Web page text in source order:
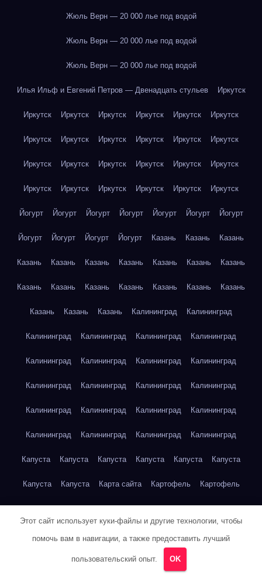
Жюль Верн — 20 000 лье под водой
Жюль Верн — 20 000 лье под водой
Жюль Верн — 20 000 лье под водой
Илья Ильф и Евгений Петров — Двенадцать стульев Иркутск
Иркутск Иркутск Иркутск Иркутск Иркутск Иркутск
Иркутск Иркутск Иркутск Иркутск Иркутск Иркутск
Иркутск Иркутск Иркутск Иркутск Иркутск Иркутск
Иркутск Иркутск Иркутск Иркутск Иркутск Иркутск
Йогурт Йогурт Йогурт Йогурт Йогурт Йогурт Йогурт
Йогурт Йогурт Йогурт Йогурт Казань Казань Казань
Казань Казань Казань Казань Казань Казань Казань
Казань Казань Казань Казань Казань Казань Казань
Казань Казань Казань Калининград Калининград
Калининград Калининград Калининград Калининград
Калининград Калининград Калининград Калининград
Калининград Калининград Калининград Калининград
Калининград Калининград Калининград Калининград
Калининград Калининград Калининград Калининград
Капуста Капуста Капуста Капуста Капуста Капуста
Капуста Капуста Карта сайта Картофель Картофель
Кейптаун
Кейптаун Кейптаун Кейптаун
Этот сайт использует куки-файлы и другие технологии, чтобы
помочь вам в навигации, а также предоставить лучший
пользовательский опыт. OK